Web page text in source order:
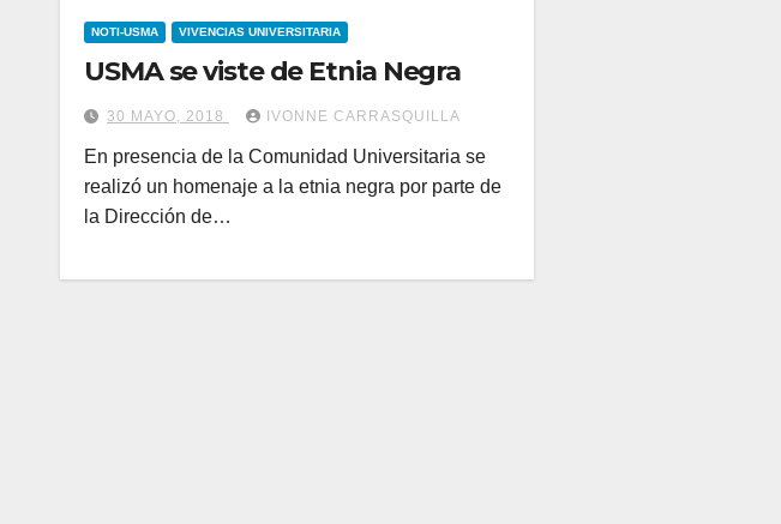
NOTI-USMA VIVENCIAS UNIVERSITARIA
USMA se viste de Etnia Negra
30 MAYO, 2018 IVONNE CARRASQUILLA
En presencia de la Comunidad Universitaria se
realizó un homenaje a la etnia negra por parte de
la Dirección de…